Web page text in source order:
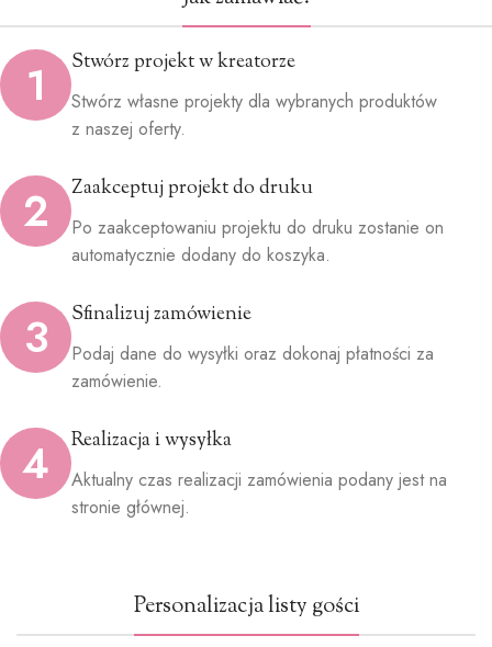
1 Stwórz projekt w kreatorze
Stwórz własne projekty dla wybranych produktów
z naszej oferty.
2 Zaakceptuj projekt do druku
Po zaakceptowaniu projektu do druku zostanie on
automatycznie dodany do koszyka.
3 Sfinalizuj zamówienie
Podaj dane do wysyłki oraz dokonaj płatności za
zamówienie.
4 Realizacja i wysyłka
Aktualny czas realizacji zamówienia podany jest na
stronie głównej.
Personalizacja listy gości